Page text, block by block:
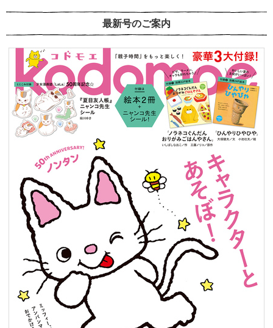
最新号のご案内